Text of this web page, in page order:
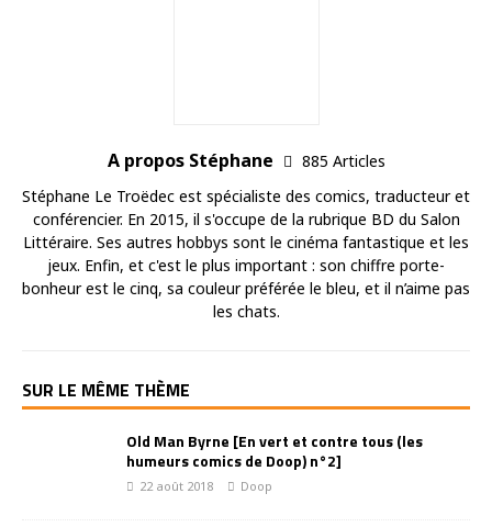
A propos Stéphane
885 Articles
Stéphane Le Troëdec est spécialiste des comics, traducteur et
conférencier. En 2015, il s'occupe de la rubrique BD du Salon
Littéraire. Ses autres hobbys sont le cinéma fantastique et les
jeux. Enfin, et c'est le plus important : son chiffre porte-
bonheur est le cinq, sa couleur préférée le bleu, et il n’aime pas
les chats.
SUR LE MÊME THÈME
Old Man Byrne [En vert et contre tous (les
humeurs comics de Doop) n°2]
22 août 2018 Doop